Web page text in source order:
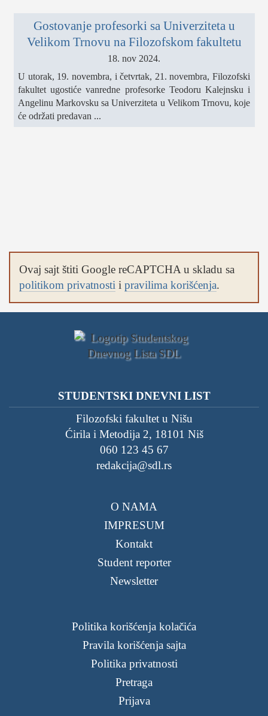
zabava
muzika
moda i stil
studenti
organizacije
STUDENTSKI DNEVNI LIST
impresum
Gostovanje profesorki sa Univerziteta u
Velikom Trnovu na Filozofskom fakultetu
18. nov 2024.
U utorak, 19. novembra, i četvrtak, 21. novembra, Filozofski
fakultet ugostiće vanredne profesorke Teodoru Kalejnsku i
Angelinu Markovsku sa Univerziteta u Velikom Trnovu, koje
će održati predavan ...
Ovaj sajt štiti Google reCAPTCHA u skladu sa
politikom privatnosti i pravilima korišćenja.
STUDENTSKI DNEVNI LIST
Filozofski fakultet u Nišu
Ćirila i Metodija 2, 18101 Niš
060 123 45 67
redakcija@sdl.rs
O NAMA
IMPRESUM
Kontakt
Student reporter
Newsletter
Politika korišćenja kolačića
Pravila korišćenja sajta
Politika privatnosti
Pretraga
Prijava